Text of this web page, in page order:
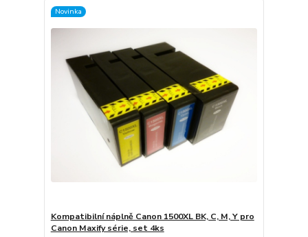
Novinka
Kompatibilní náplně Canon 1500XL BK, C, M, Y pro
Canon Maxify série, set 4ks